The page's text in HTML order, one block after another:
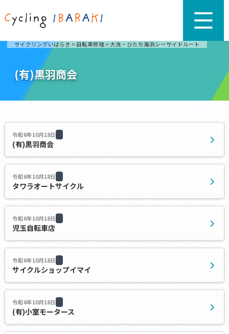
サイクリングいばらき > 自転車修理 > 大洗・ひたち海浜シーサイドルート
(有)黒羽商会
令和6年10月18日
(有)黒羽商会
令和6年10月18日
タワラオートサイクル
令和6年10月18日
児玉自転車店
令和6年10月18日
サイクルショップイマイ
令和6年10月18日
(有)小室モータース